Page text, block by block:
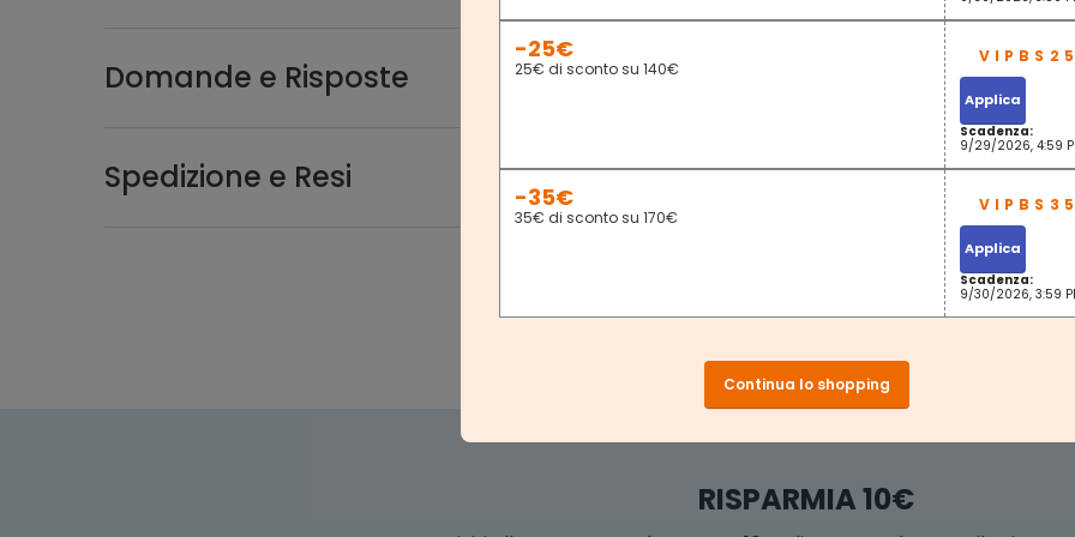
Domande e Risposte
Spedizione e Resi
RISPARMIA 10€
-25€
25€ di sconto su 140€
Applica
Scadenza:
9/29/2026, 4:59
-35€
35€ di sconto su 170€
Applica
Scadenza:
9/30/2026, 3:59
Continua lo shopping